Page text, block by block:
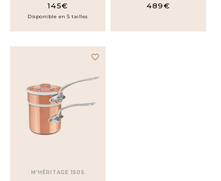
145€
Disponible en 5 tailles
489€
favorite_border
M'HÉRITAGE 150S